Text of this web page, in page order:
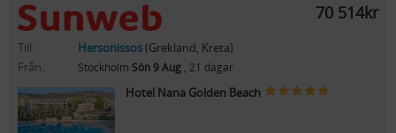
70 514kr
Till: Hersonissos(Grekland, Kreta)
Från:
Stockholm Sön 9 Aug , 21 dagar
Hotel Nana Golden Beach